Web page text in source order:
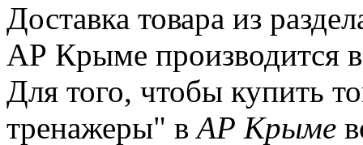
Доставка товара из
АР Крыме производится
Для того, чтобы купить
тренажеры" вАР Крыме